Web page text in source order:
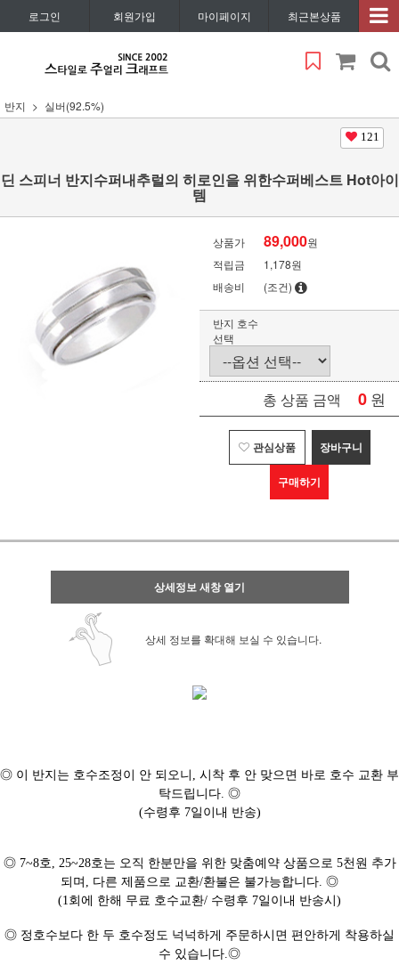
로그인 회원가입 마이페이지 최근본상품
반지 실버(92.5%)
121
딘 스피너 반지수퍼내추럴의 히로인을 위한수퍼베스트 Hot아이
템
상품가 89,000원
적립금
1,178원
배송비
(조건)
반지 호수
선택
총 상품 금액 0 원
관심상품 장바구니
구매하기
상세정보 새창 열기
상세 정보를 확대해 보실 수 있습니다.
◎ 이 반지는 호수조정이 안 되오니, 시착 후 안 맞으면 바로 호수 교환 부
탁드립니다. ◎
(수령후 7일이내 반송)
◎ 7~8호, 25~28호는 오직 한분만을 위한 맞춤예약 상품으로 5천원 추가
되며, 다른 제품으로 교환/환불은 불가능합니다. ◎
(1회에 한해 무료 호수교환/ 수령후 7일이내 반송시)
◎ 정호수보다 한 두 호수정도 넉넉하게 주문하시면 편안하게 착용하실
수 있습니다.◎